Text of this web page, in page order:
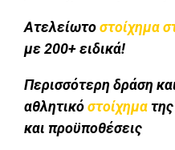
Ατελείωτοστοίχημα
με 200+ ειδικά!
Περισσότερη δράση
αθλητικόστοίχημα
και προϋποθέσεις